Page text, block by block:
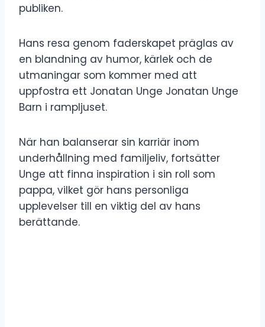
publiken.
Hans resa genom faderskapet präglas av
en blandning av humor, kärlek och de
utmaningar som kommer med att
uppfostra ett Jonatan Unge Jonatan Unge
Barn i rampljuset.
När han balanserar sin karriär inom
underhållning med familjeliv, fortsätter
Unge att finna inspiration i sin roll som
pappa, vilket gör hans personliga
upplevelser till en viktig del av hans
berättande.